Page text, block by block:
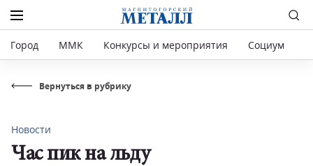
Город ММК Конкурсы и мероприятия Социум
Вернуться в рубрику
Новости
Час пик на льду